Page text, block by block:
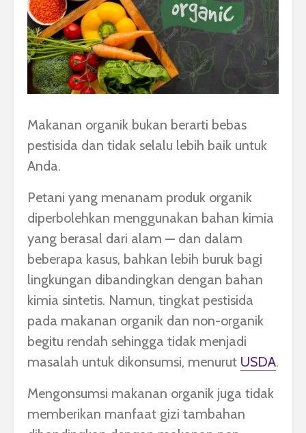
Makanan organik bukan berarti bebas
pestisida dan tidak selalu lebih baik untuk
Anda.
Petani yang menanam produk organik
diperbolehkan menggunakan bahan kimia
yang berasal dari alam — dan dalam
beberapa kasus, bahkan lebih buruk bagi
lingkungan dibandingkan dengan bahan
kimia sintetis. Namun, tingkat pestisida
pada makanan organik dan non-organik
begitu rendah sehingga tidak menjadi
masalah untuk dikonsumsi, menurut USDA.
Mengonsumsi makanan organik juga tidak
memberikan manfaat gizi tambahan